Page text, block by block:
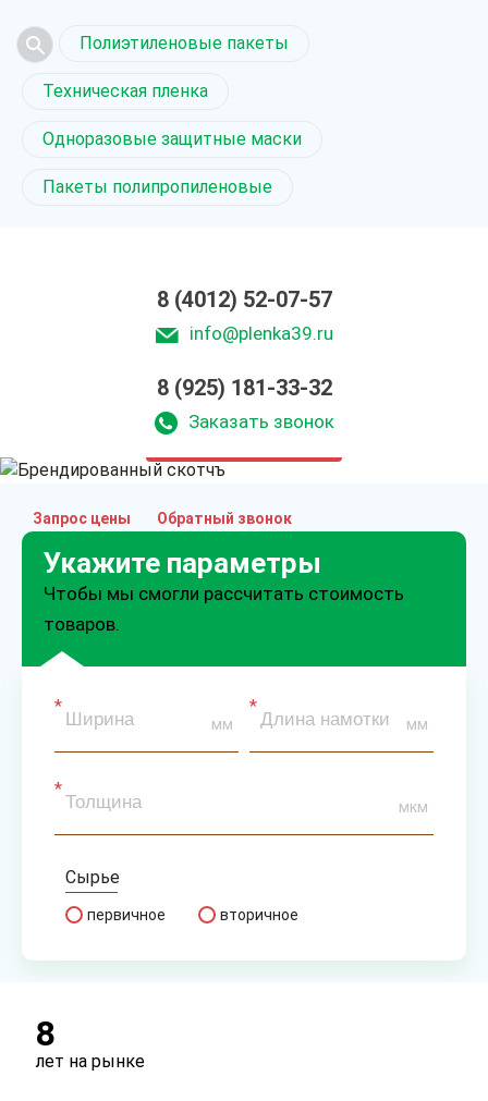
Полиэтиленовые пакеты
Техническая пленка
Одноразовые защитные маски
Пакеты полипропиленовые
8 (4012) 52-07-57
info@plenka39.ru
8 (925) 181-33-32
Заказать звонок
Скотч с логотипом
в Калининграде
Запрос цены Обратный звонок
Укажите параметры
Чтобы мы смогли рассчитать стоимость
товаров.
мм мм
мкм
Сырье
первичное вторичное
8
лет на рынке